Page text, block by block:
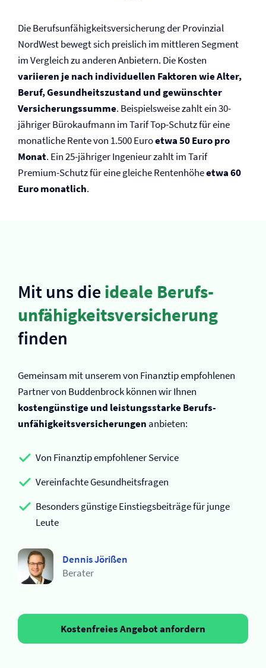
Die Berufs­unfähigkeits­versicherung der Provinzial
NordWest bewegt sich preislich im mittleren Segment
im Vergleich zu anderen Anbietern. Die Kosten
variieren je nach individuellen Faktoren wie Alter,
Beruf, Gesundheitszustand und gewünschter
Versicherungssumme. Beispielsweise zahlt ein 30-
jähriger Bürokaufmann im Tarif Top-Schutz für eine
monatliche Rente von 1.500 Euroetwa 50 Euro pro
Monat. Ein 25-jähriger Ingenieur zahlt im Tarif
Premium-Schutz für eine gleiche Rentenhöheetwa 60
Euro monatlich.
Mit uns die ideale Berufs­
unfähigkeits­versicherung
finden
Gemeinsam mit unserem von Finanztip empfohlenen
Partner von Buddenbrock können wir Ihnen
kostengünstige und leistungsstarke Berufs­
unfähigkeits­versicherungen anbieten:
Von Finanztip empfohlener Service
Vereinfachte Gesundheitsfragen
Besonders günstige Einstiegsbeiträge für junge
Leute
Dennis Jörißen
Berater
Kostenfreies Angebot anfordern